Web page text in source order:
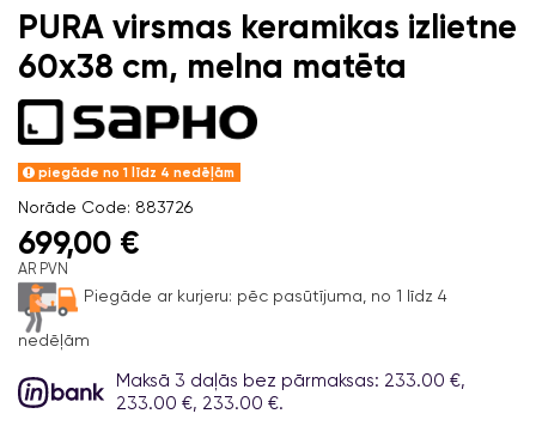
PURA virsmas keramikas izlietne
60x38 cm, melna matēta
piegāde no 1 līdz 4 nedēļām
Norāde Code: 883726
699,00 €
AR PVN
Piegāde ar kurjeru: pēc pasūtījuma, no 1 līdz 4
nedēļām
Maksā 3 daļās bez pārmaksas: 233.00 €,
233.00 €, 233.00 €.